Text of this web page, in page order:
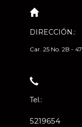
DIRECCIÓN.:
Car. 25 No. 2B - 47
Tel.:
5219654